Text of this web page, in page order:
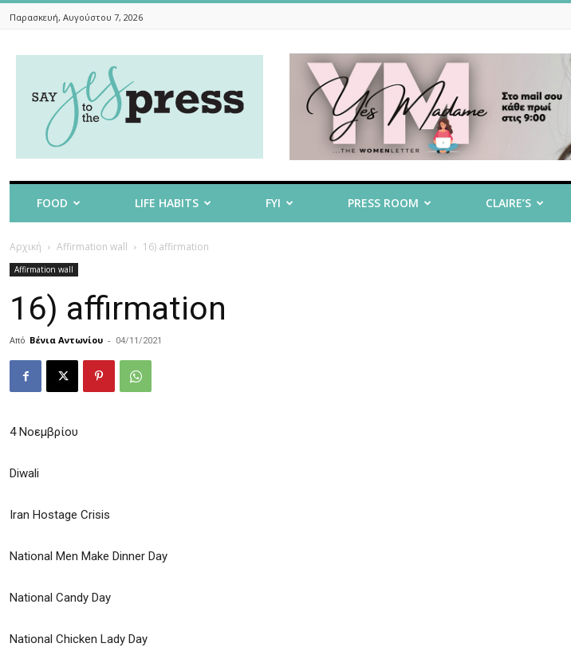
Παρασκευή, Αυγούστου 7, 2026
To
The
FOOD LIFE HABITS FYI PRESS ROOM CLAIRE’S
Αρχική Affirmation wall 16) affirmation
Affirmation wall
16) affirmation
Από Βένια Αντωνίου - 04/11/2021
4 Noεμβρίου
Diwali
Iran Hostage Crisis
National Men Make Dinner Day
National Candy Day
National Chicken Lady Day